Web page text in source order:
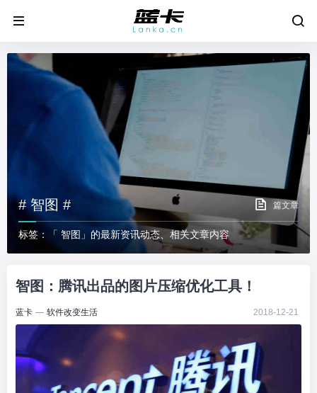
# 智图 # 篇文章
标签：「 智图」的最新资讯动态、相关文章内容
智图：腾讯出品的图片压缩优化工具！
蓝卡 — 软件改变生活 2018-12-21